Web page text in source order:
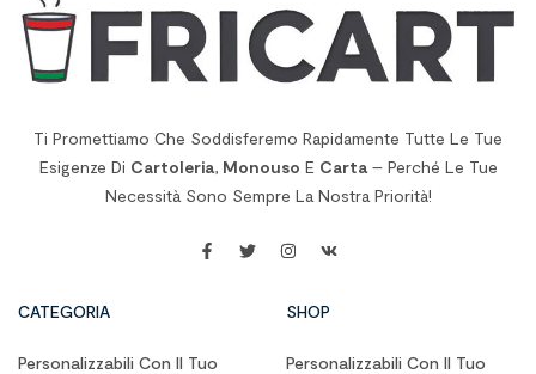
Ti Promettiamo Che Soddisferemo Rapidamente Tutte Le Tue
Esigenze Di Cartoleria, Monouso E Carta– Perché Le Tue
Necessità Sono Sempre La Nostra Priorità!
CATEGORIA
Personalizzabili Con Il Tuo
SHOP
Personalizzabili Con Il Tuo